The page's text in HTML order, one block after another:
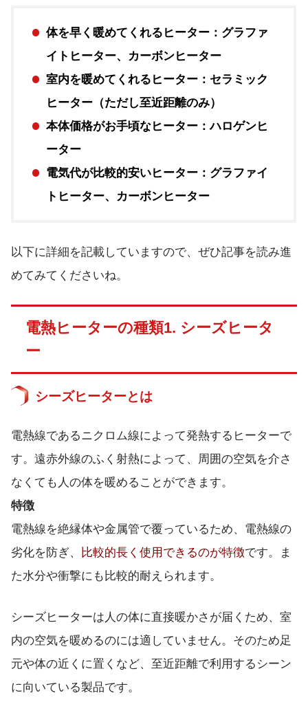
体を早く暖めてくれるヒーター：グラファ
イトヒーター、カーボンヒーター
室内を暖めてくれるヒーター：セラミック
ヒーター（ただし至近距離のみ）
本体価格がお手頃なヒーター：ハロゲンヒ
ーター
電気代が比較的安いヒーター：グラファイ
トヒーター、カーボンヒーター
以下に詳細を記載していますので、ぜひ記事を読み進
めてみてくださいね。
電熱ヒーターの種類1. シーズヒータ
ー
シーズヒーターとは
電熱線であるニクロム線によって発熱するヒーターで
す。遠赤外線のふく射熱によって、周囲の空気を介さ
なくても人の体を暖めることができます。
特徴
電熱線を絶縁体や金属管で覆っているため、電熱線の
劣化を防ぎ、 比較的長く使用できるのが特徴です。ま
た水分や衝撃にも比較的耐えられます。
シーズヒーターは人の体に直接暖かさが届くため、室
内の空気を暖めるのには適していません。そのため足
元や体の近くに置くなど、至近距離で利用するシーン
に向いている製品です。